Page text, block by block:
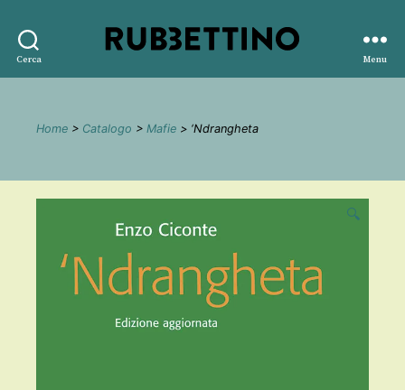
Cerca
editore
Menu
Home > Catalogo > Mafie > ‘Ndrangheta
🔍